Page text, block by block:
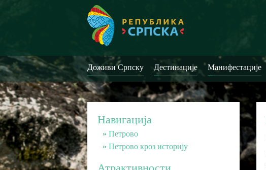
Доживи Српску Дестинације Манифестације
Навигација
Петрово
Петрово кроз историју